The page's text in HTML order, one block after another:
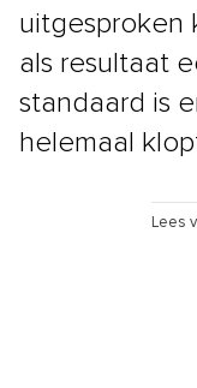
uitgesproken
als resultaat
standaard is
helemaal
Lees